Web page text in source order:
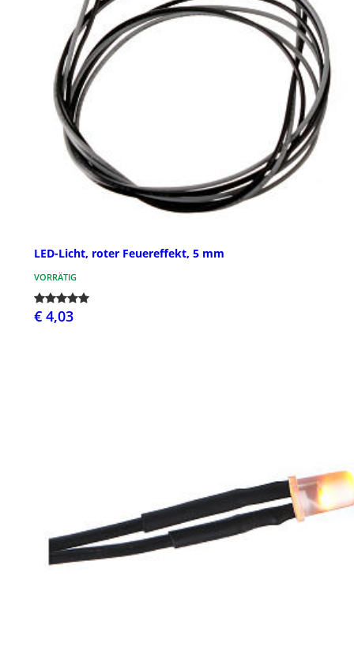
LED-Licht, roter Feuereffekt, 5 mm
VORRÄTIG
€ 4,03